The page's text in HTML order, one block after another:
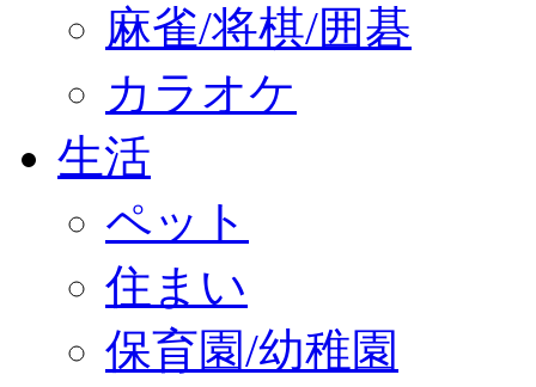
麻雀/将棋/囲碁
カラオケ
生活
ペット
住まい
保育園/幼稚園